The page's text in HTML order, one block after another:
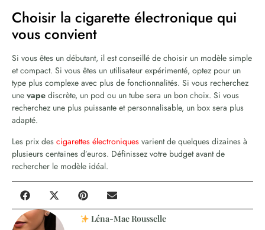
Choisir la cigarette électronique qui
vous convient
Si vous êtes un débutant, il est conseillé de choisir un modèle simple
et compact. Si vous êtes un utilisateur expérimenté, optez pour un
type plus complexe avec plus de fonctionnalités. Si vous recherchez
une vape discrète, un pod ou un tube sera un bon choix. Si vous
recherchez une plus puissante et personnalisable, un box sera plus
adapté.
Les prix des cigarettes électroniques varient de quelques dizaines à
plusieurs centaines d’euros. Définissez votre budget avant de
rechercher le modèle idéal.
Léna-Mae Rousselle